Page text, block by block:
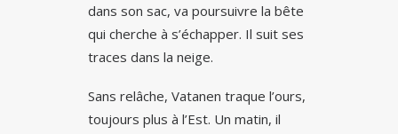
dans son sac, va poursuivre la bête
qui cherche à s’échapper. Il suit ses
traces dans la neige.
Sans relâche, Vatanen traque l’ours,
toujours plus à l’Est. Un matin, il